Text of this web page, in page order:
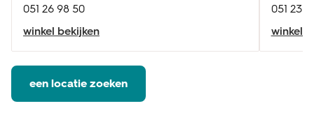
051 26 98 50
winkel bekijken
051 23
winkel
een locatie zoeken